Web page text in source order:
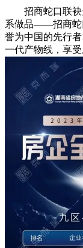
招商蛇口联袂
系做品——招商蛇
誉为中国的先行
一代产物线，享